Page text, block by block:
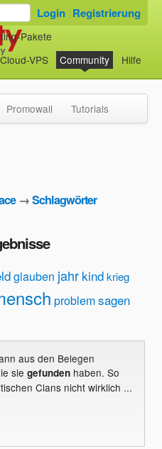
Pakete
Cloud-VPS Community Hilfe
Login Registrierung
Promowall Tutorials
→Schlagwörter
glauben jahr kindkrieg
problemsagen
aus den Belegen
sie gefundenhaben. So
Clans nicht wirklich ...